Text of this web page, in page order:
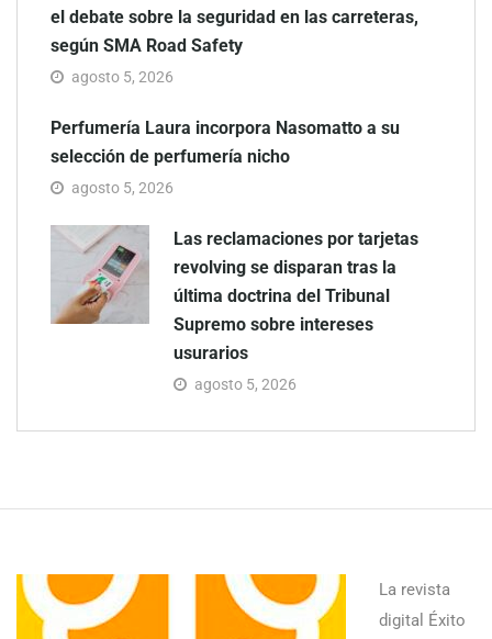
el debate sobre la seguridad en las carreteras,
según SMA Road Safety
agosto 5, 2026
Perfumería Laura incorpora Nasomatto a su
selección de perfumería nicho
agosto 5, 2026
Las reclamaciones por tarjetas
revolving se disparan tras la
última doctrina del Tribunal
Supremo sobre intereses
usurarios
agosto 5, 2026
La revista
digital Éxito